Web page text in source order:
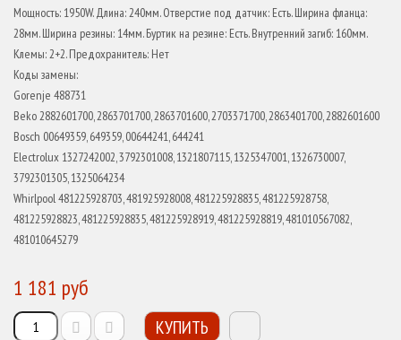
Мощность: 1950W. Длина: 240мм. Отверстие под датчик: Есть. Ширина фланца:
28мм. Ширина резины: 14мм. Буртик на резине: Есть. Внутренний загиб: 160мм.
Клемы: 2+2. Предохранитель: Нет
Коды замены:
Gorenje 488731
Beko 2882601700, 2863701700, 2863701600, 2703371700, 2863401700, 2882601600
Bosch 00649359, 649359, 00644241, 644241
Electrolux 1327242002, 3792301008, 1321807115, 1325347001, 1326730007,
3792301305, 1325064234
Whirlpool 481225928703, 481925928008, 481225928835, 481225928758,
481225928823, 481225928835, 481225928919, 481225928819, 481010567082,
481010645279
1 181 руб
КУПИТЬ